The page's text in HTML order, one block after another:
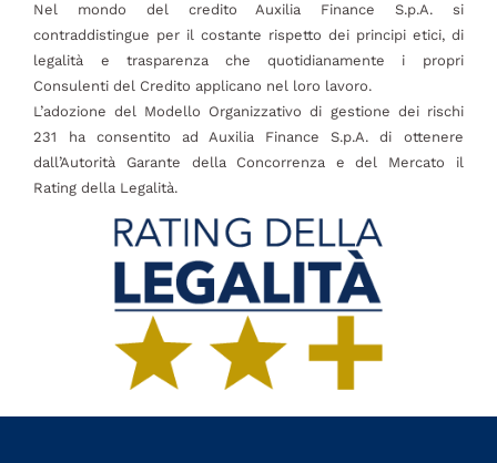
Nel mondo del credito Auxilia Finance S.p.A. si
contraddistingue per il costante rispetto dei principi etici, di
legalità e trasparenza che quotidianamente i propri
Consulenti del Credito applicano nel loro lavoro.
L’adozione del Modello Organizzativo di gestione dei rischi
231 ha consentito ad Auxilia Finance S.p.A. di ottenere
dall’Autorità Garante della Concorrenza e del Mercato il
Rating della Legalità.